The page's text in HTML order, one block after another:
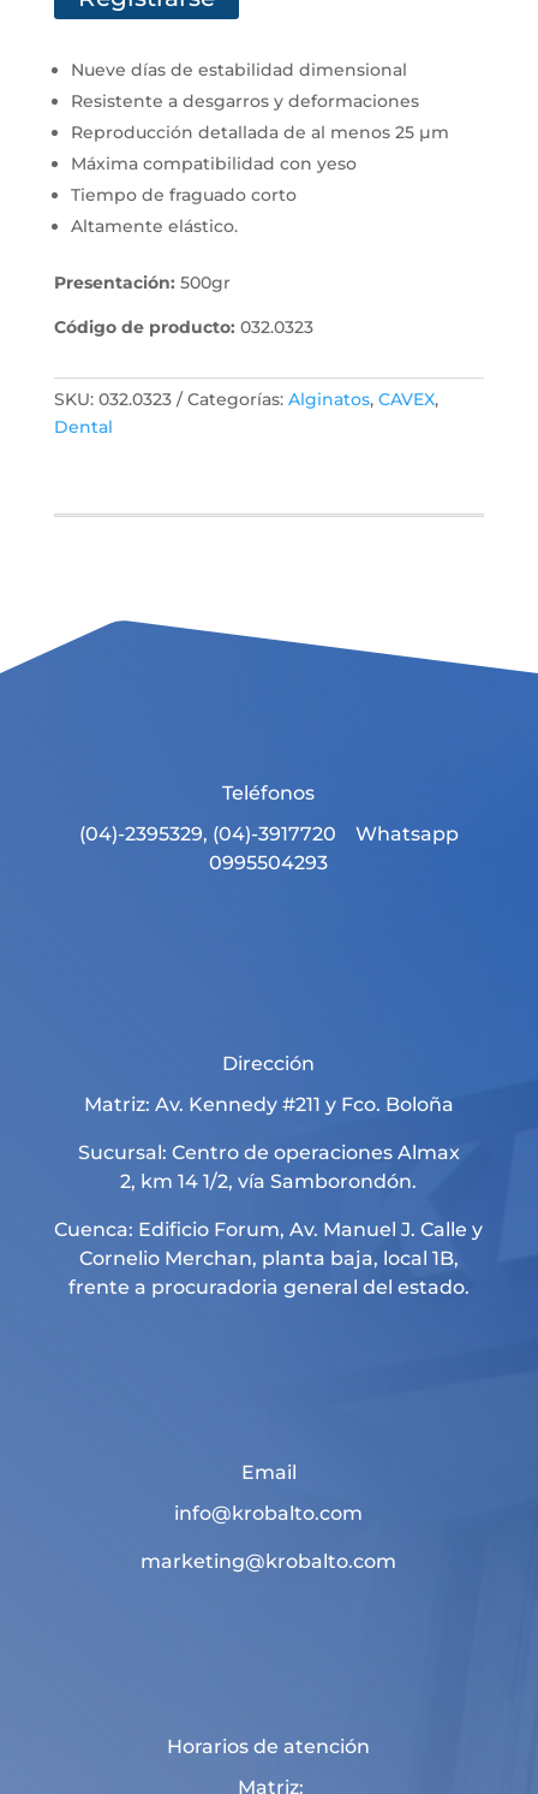
Nueve días de estabilidad dimensional
Resistente a desgarros y deformaciones
Reproducción detallada de al menos 25 µm
Máxima compatibilidad con yeso
Tiempo de fraguado corto
Altamente elástico.
Presentación: 500gr
Código de producto: 032.0323
SKU: 032.0323 Categorías: Alginatos, CAVEX,
Dental
Teléfonos
(04)-2395329, (04)-3917720 Whatsapp
0995504293
Dirección
Matriz: Av. Kennedy #211 y Fco. Boloña
Sucursal: Centro de operaciones Almax
2, km 14 1/2, vía Samborondón.
Cuenca: Edificio Forum, Av. Manuel J. Calle y
Cornelio Merchan, planta baja, local 1B,
frente a procuradoria general del estado.
Email
info@krobalto.com
marketing@krobalto.com
Horarios de atención
Matriz: